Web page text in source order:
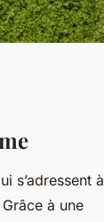
s’adressent à
à une